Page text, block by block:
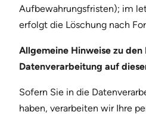
Aufbewahrungsfristen); im
erfolgt die Löschung nach
Allgemeine Hinweise zu
Datenverarbeitung auf
Sofern Sie in die
haben, verarbeiten wir Ihre